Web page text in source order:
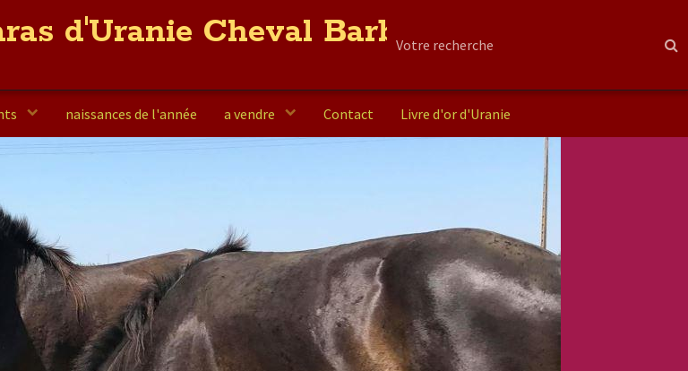
d'Uranie Cheval Barbe
naissances de l'année a vendre Contact Livre d'or d'Uranie